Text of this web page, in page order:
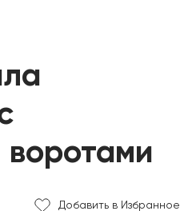
Добавить в Избранное